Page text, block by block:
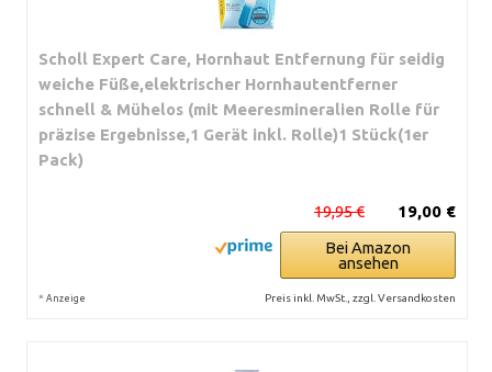
Scholl Expert Care, Hornhaut Entfernung für seidig
weiche Füße,elektrischer Hornhautentferner
schnell & Mühelos (mit Meeresmineralien Rolle für
präzise Ergebnisse,1 Gerät inkl. Rolle)1 Stück(1er
Pack)
19,00 €
19,95 €
Bei Amazon
ansehen
* Anzeige Preis inkl. MwSt., zzgl. Versandkosten